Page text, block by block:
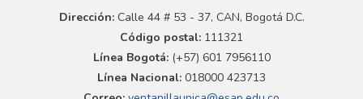
Dirección:Calle 44 # 53 - 37, CAN, Bogotá D.C.
Código postal: 111321
Línea Bogotá:(+57) 601 7956110
Línea Nacional: 018000 423713